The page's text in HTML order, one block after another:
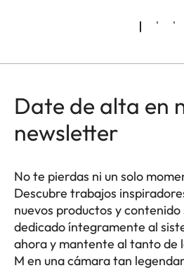
Date de alta en
newsletter
No te pierdas ni un solo
Descubre trabajos
nuevos productos y
dedicado íntegramente al
ahora y mantente al tanto de
M en una cámara tan